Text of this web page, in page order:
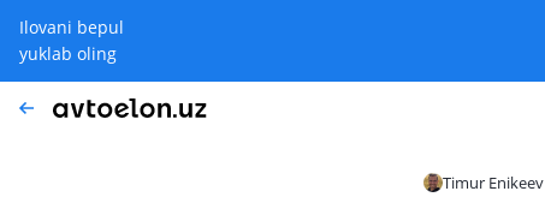
Ilovani bepul
yuklab oling
Timur Enikeev